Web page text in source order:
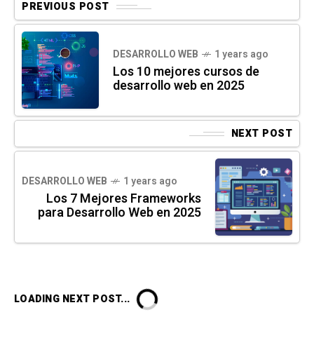
PREVIOUS POST
DESARROLLO WEB 1 years ago
Los 10 mejores cursos de
desarrollo web en 2025
NEXT POST
DESARROLLO WEB 1 years ago
Los 7 Mejores Frameworks
para Desarrollo Web en 2025
LOADING NEXT POST...